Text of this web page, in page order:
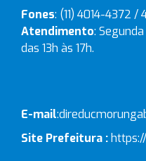
Fones: (11) 4014-4372 /
Atendimento:
das 13h às 17h.
E-mail:
Site Prefeitura :